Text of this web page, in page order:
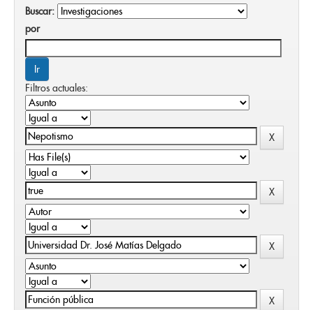
Buscar:
por
Filtros actuales: